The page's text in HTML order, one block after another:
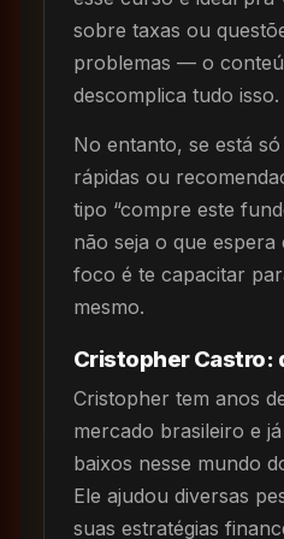
sobre taxas ou
problemas — o
descomplica tudo isso.
No entanto, se está
rápidas ou
tipo “compre este
não seja o que
foco é te capacitar
mesmo.
Cristopher Castro:
Cristopher tem anos
mercado brasileiro e
baixos nesse mundo
Ele ajudou diversas
suas estratégias